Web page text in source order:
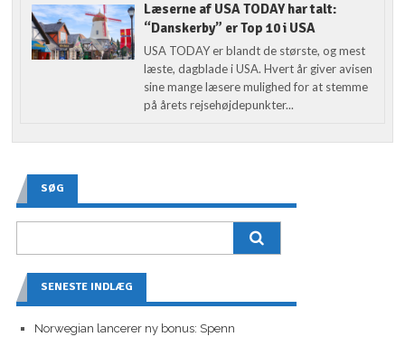
Læserne af USA TODAY har talt:
“Danskerby” er Top 10 i USA
USA TODAY er blandt de største, og mest
læste, dagblade i USA. Hvert år giver avisen
sine mange læsere mulighed for at stemme
på årets rejsehøjdepunkter...
SØG
SENESTE INDLÆG
Norwegian lancerer ny bonus: Spenn